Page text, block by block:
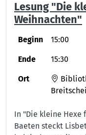
Lesung "Die
Weihnachten"
Beginn 15:00
Ende 15:30
Ort
In "Die kleine Hexe
Baeten steckt